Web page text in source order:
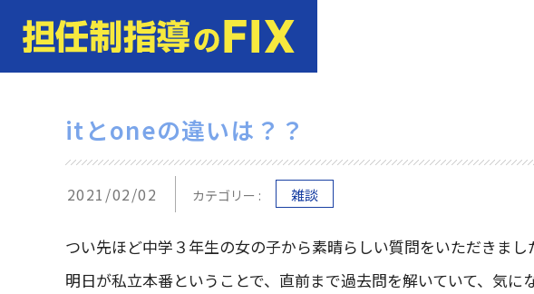
itとoneの違いは？？
2021/02/02 カテゴリー : 雑談
つい先ほど中学３年生の女の子から素晴らしい質問をいただきまし
明日が私立本番ということで、直前まで過去問を解いていて、気に